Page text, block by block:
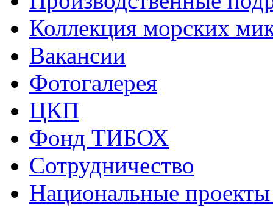
Коллекция морских
Вакансии
Фотогалерея
ЦКП
Фонд ТИБОХ
Сотрудничество
Национальные